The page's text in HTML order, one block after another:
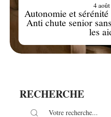
Autonomie et
Anti chute senior
les
4
RECHERCHE